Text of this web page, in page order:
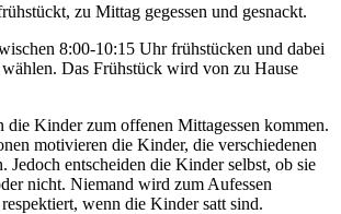
zu Mittag gegessen und gesnackt.
8:00-10:15 Uhr frühstücken und dabei
Das Frühstück wird von zu Hause
die Kinder zum offenen Mittagessen kommen.
motivieren die Kinder, die verschiedenen
Jedoch entscheiden die Kinder selbst, ob sie
nicht. Niemand wird zum Aufessen
wenn die Kinder satt sind.